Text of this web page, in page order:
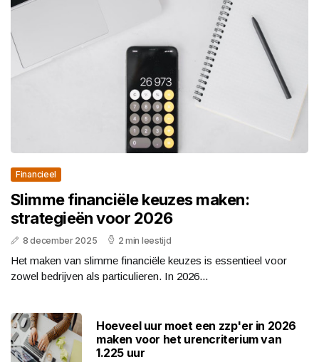
Financieel
Slimme financiële keuzes maken:
strategieën voor 2026
8 december 2025 2 min leestijd
Het maken van slimme financiële keuzes is essentieel voor
zowel bedrijven als particulieren. In 2026...
Hoeveel uur moet een zzp'er in 2026
maken voor het urencriterium van
1.225 uur